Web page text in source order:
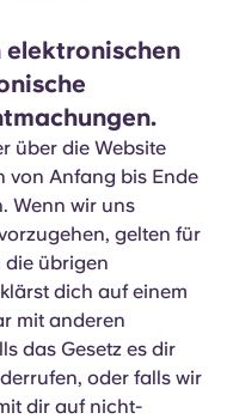
elektronischen
über die Website
von Anfang bis Ende
Wenn wir uns
gelten für
die übrigen
dich auf einem
mit anderen
das Gesetz es dir
oder falls wir
dir auf nicht-